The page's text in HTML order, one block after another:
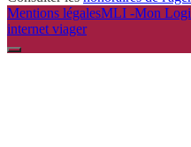
Mentions légalesMLI -Mon
internet viager